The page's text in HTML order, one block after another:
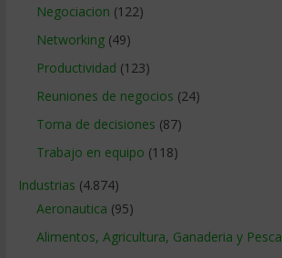
Negociacion (122)
Networking(49)
Productividad (123)
Reuniones de negocios (24)
Toma de decisiones (87)
Trabajo en equipo (118)
Industrias (4.874)
Aeronautica (95)
Alimentos, Agricultura, Ganaderia y Pesca